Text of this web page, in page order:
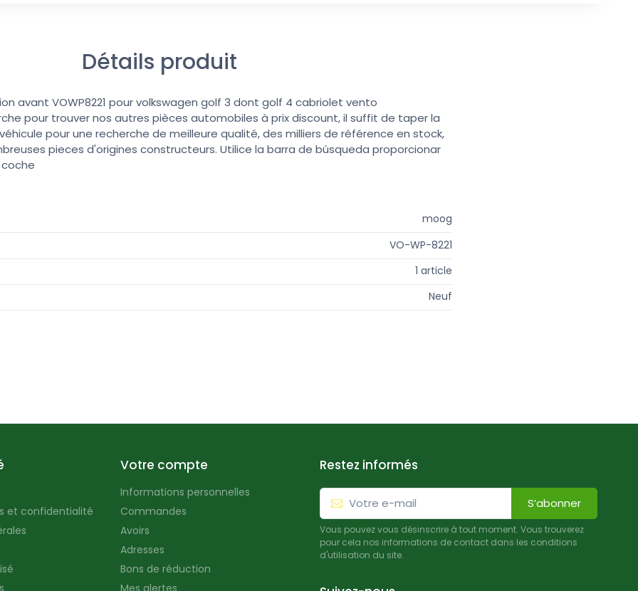
Détails produit
avant VOWP8221 pour volkswagen golf 3 dont golf 4 cabriolet vento
pour trouver nos autres pièces automobiles à prix discount, il suffit de taper la
pour une recherche de meilleure qualité, des milliers de référence en stock,
pieces d'origines constructeurs. Utilice la barra de búsqueda proporcionar
moog
VO-WP-8221
1 article
Neuf
et confidentialité
Votre compte
Informations personnelles
Commandes
Avoirs
Adresses
Bons de réduction
Mes alertes
Restez informés
S’abonner
Vous pouvez vous désinscrire à tout moment. Vous trouverez
pour cela nos informations de contact dans les conditions
d'utilisation du site.